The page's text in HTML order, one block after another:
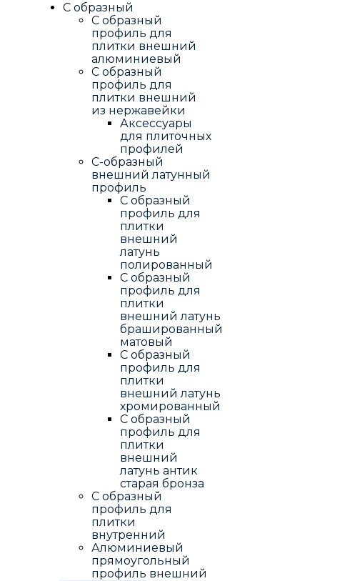
С образный
С образный
профиль для
плитки внешний
алюминиевый
С образный
профиль для
плитки внешний
из нержавейки
Аксессуары
для плиточных
профилей
С-образный
внешний латунный
профиль
С образный
профиль для
плитки
внешний
латунь
полированный
С образный
профиль для
плитки
внешний латунь
брашированный
матовый
С образный
профиль для
плитки
внешний латунь
хромированный
С образный
профиль для
плитки
внешний
латунь антик
старая бронза
С образный
профиль для
плитки
внутренний
Алюминиевый
прямоугольный
профиль внешний